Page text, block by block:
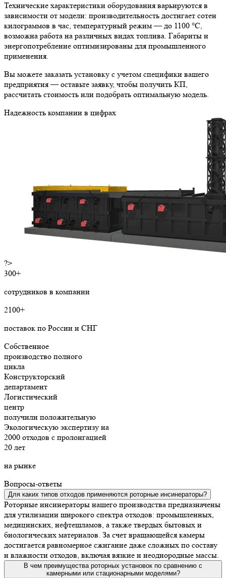
Технические характеристики оборудования варьируются в
зависимости от модели: производительность достигает сотен
килограммов в час, температурный режим — до 1100 °C,
возможна работа на различных видах топлива. Габариты и
энергопотребление оптимизированы для промышленного
применения.
Вы можете заказать установку с учетом специфики вашего
предприятия — оставьте заявку, чтобы получить КП,
рассчитать стоимость или подобрать оптимальную модель.
Надежность компании в цифрах
?>
300+
сотрудников в компании
2100+
поставок по России и СНГ
Собственное
производство полного
цикла
Конструкторский
департамент
Логистический
центр
получили положительную
Экологическую экспертизу на
2000 отходов с пролонгацией
20 лет
на рынке
Вопросы-ответы
Для каких типов отходов применяются роторные инсинераторы?
Роторные инсинераторы нашего производства предназначены
для утилизации широкого спектра отходов: промышленных,
медицинских, нефтешламов, а также твердых бытовых и
биологических материалов. За счет вращающейся камеры
достигается равномерное сжигание даже сложных по составу
и влажности отходов, включая вязкие и неоднородные массы.
В чем преимущества роторных установок по сравнению с
камерными или стационарными моделями?